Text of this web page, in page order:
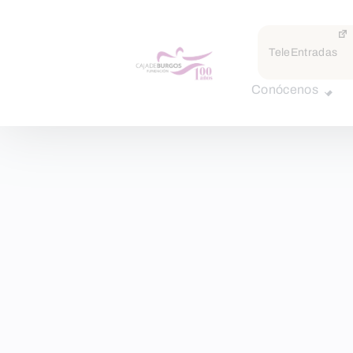
TeleEntradas
Conócenos